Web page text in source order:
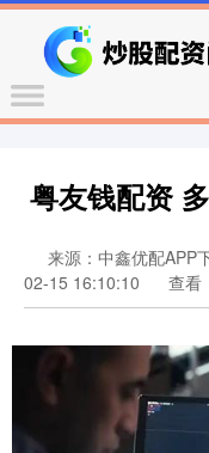
粤友钱配资
来源：中鑫优配APP
02-15 16:10:10
查看